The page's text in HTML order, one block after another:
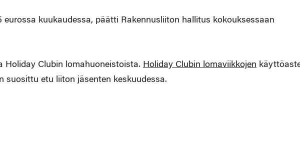
eurossa kuukaudessa, päätti Rakennusliiton hallitus kokouksessaan
Holiday Clubin lomahuoneistoista. Holiday Clubin lomaviikkojen
suosittu etu liiton jäsenten keskuudessa.